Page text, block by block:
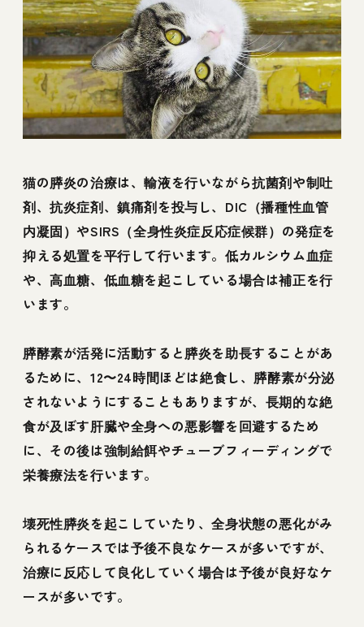
猫の膵炎の治療は、輸液を行いながら抗菌剤や制吐
剤、抗炎症剤、鎮痛剤を投与し、DIC（播種性血管
内凝固）やSIRS（全身性炎症反応症候群）の発症を
抑える処置を平行して行います。低カルシウム血症
や、高血糖、低血糖を起こしている場合は補正を行
います。
膵酵素が活発に活動すると膵炎を助長することがあ
るために、12〜24時間ほどは絶食し、膵酵素が分泌
されないようにすることもありますが、長期的な絶
食が及ぼす肝臓や全身への悪影響を回避するため
に、その後は強制給餌やチューブフィーディングで
栄養療法を行います。
壊死性膵炎を起こしていたり、全身状態の悪化がみ
られるケースでは予後不良なケースが多いですが、
治療に反応して良化していく場合は予後が良好なケ
ースが多いです。